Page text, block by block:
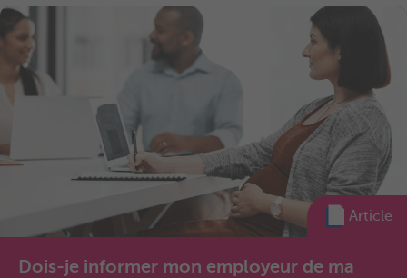
Article
Dois-je informer mon employeur de ma